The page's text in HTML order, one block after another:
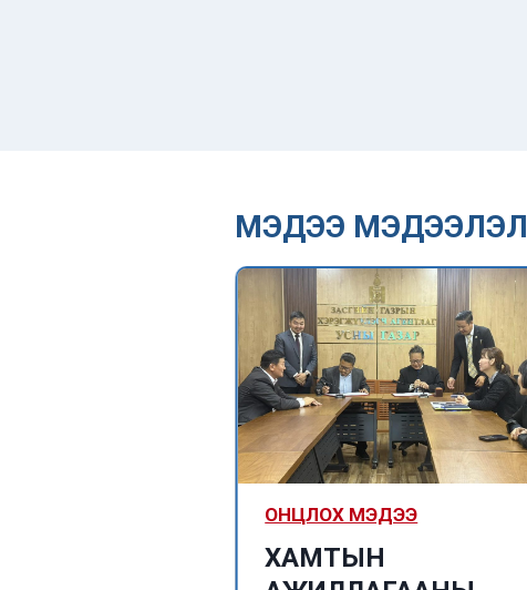
МЭДЭЭ МЭДЭЭЛЭЛ
ОНЦЛОХ МЭДЭЭ
ХАМТЫН